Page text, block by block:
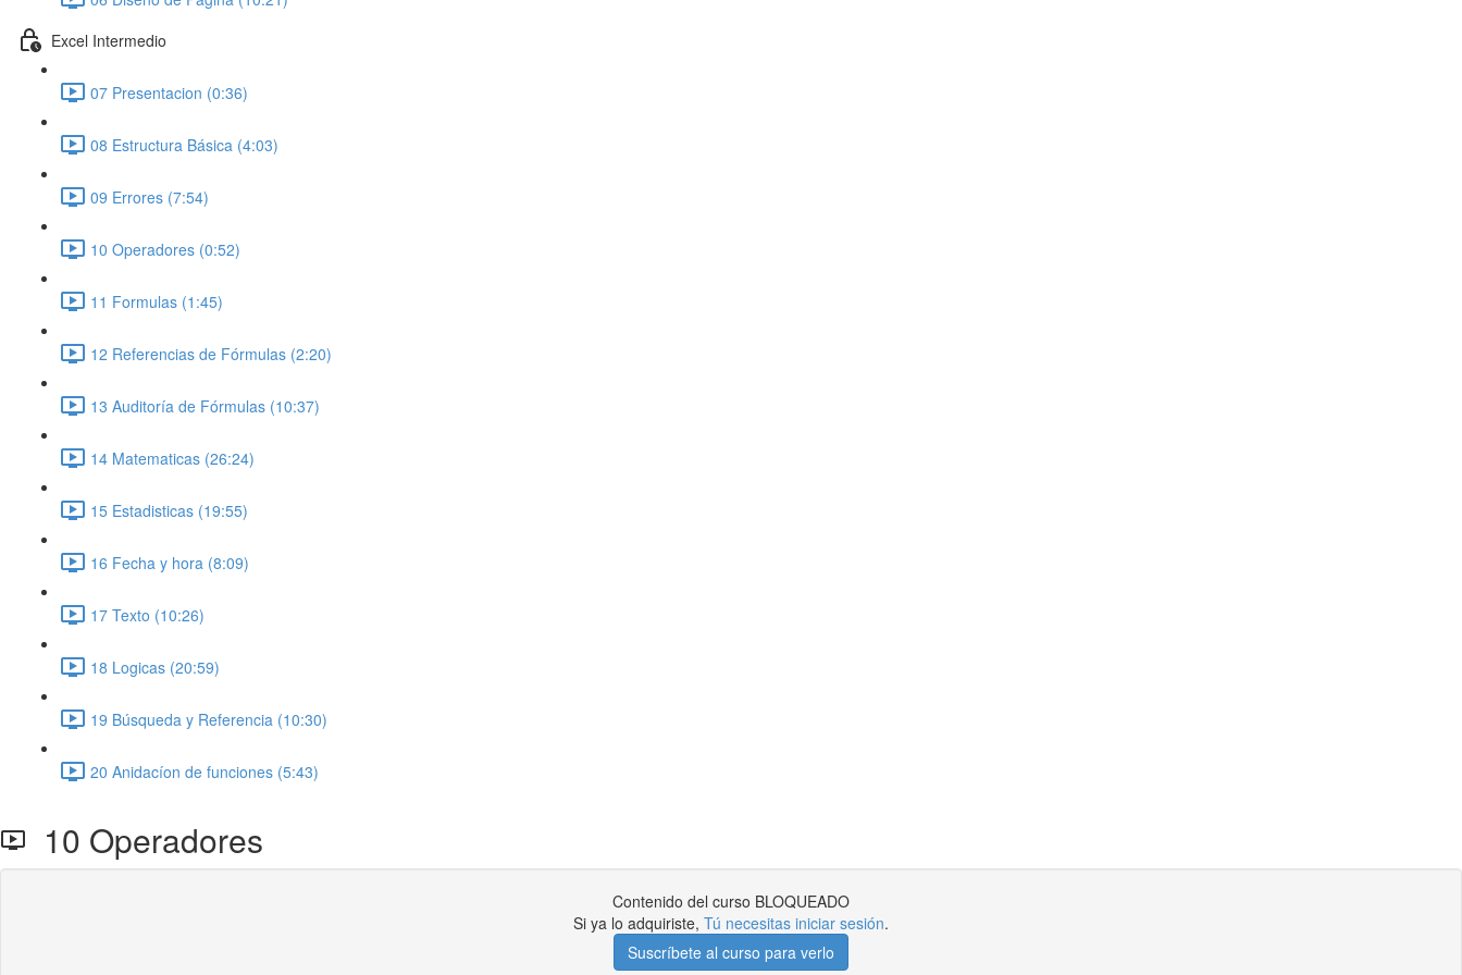
Excel Intermedio
07 Presentacion (0:36)
08 Estructura Básica (4:03)
09 Errores (7:54)
10 Operadores (0:52)
11 Formulas (1:45)
12 Referencias de Fórmulas (2:20)
13 Auditoría de Fórmulas (10:37)
14 Matematicas (26:24)
15 Estadisticas (19:55)
16 Fecha y hora (8:09)
17 Texto (10:26)
18 Logicas (20:59)
19 Búsqueda y Referencia (10:30)
20 Anidacíon de funciones (5:43)
10 Operadores
Contenido del curso BLOQUEADO
Si ya lo adquiriste, Tú necesitas iniciar sesión.
Suscríbete al curso para verlo